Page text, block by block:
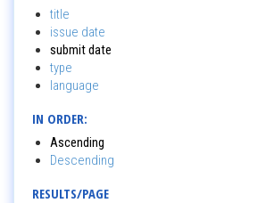
title
issue date
submit date
type
language
IN ORDER:
Ascending
Descending
RESULTS/PAGE